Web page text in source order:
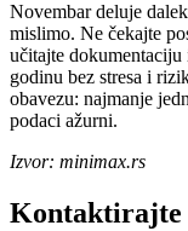
Novembar deluje
mislimo. Ne čekajte
učitajte dokumentaciju
godinu bez stresa i
obavezu: najmanje
podaci ažurni.
Izvor: minimax.rs
Kontaktirajte